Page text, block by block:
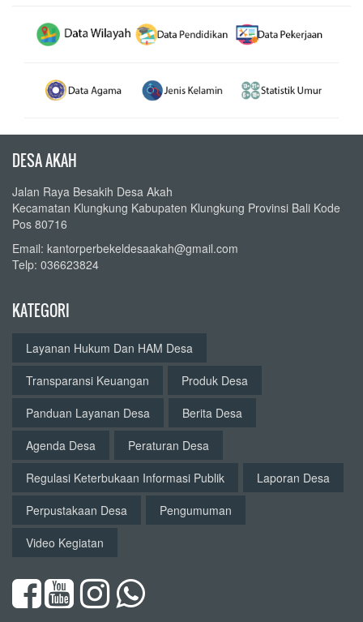
DESA AKAH
Jalan Raya Besakih Desa Akah
Kecamatan Klungkung Kabupaten Klungkung Provinsi Bali Kode
Pos 80716
Email: kantorperbekeldesaakah@gmail.com
Telp: 036623824
KATEGORI
Layanan Hukum Dan HAM Desa
Transparansi Keuangan
Produk Desa
Panduan Layanan Desa
Berita Desa
Agenda Desa
Peraturan Desa
Regulasi Keterbukaan Informasi Publik
Laporan Desa
Perpustakaan Desa
Pengumuman
Video Kegiatan